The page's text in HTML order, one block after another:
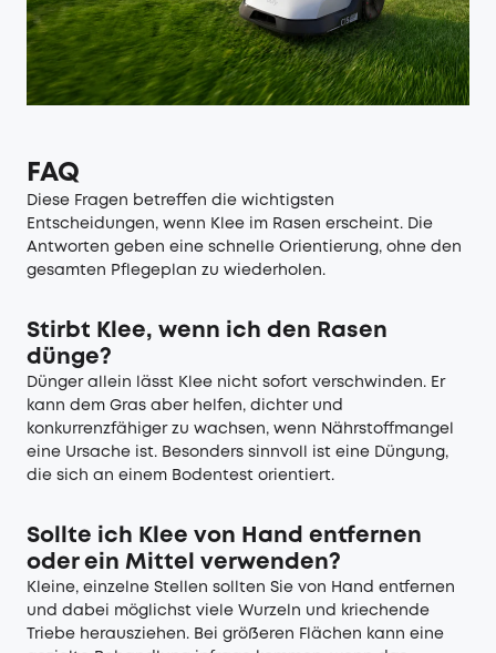
FAQ
Diese Fragen betreffen die wichtigsten
Entscheidungen, wenn Klee im Rasen erscheint. Die
Antworten geben eine schnelle Orientierung, ohne den
gesamten Pflegeplan zu wiederholen.
Stirbt Klee, wenn ich den Rasen
dünge?
Dünger allein lässt Klee nicht sofort verschwinden. Er
kann dem Gras aber helfen, dichter und
konkurrenzfähiger zu wachsen, wenn Nährstoffmangel
eine Ursache ist. Besonders sinnvoll ist eine Düngung,
die sich an einem Bodentest orientiert.
Sollte ich Klee von Hand entfernen
oder ein Mittel verwenden?
Kleine, einzelne Stellen sollten Sie von Hand entfernen
und dabei möglichst viele Wurzeln und kriechende
Triebe herausziehen. Bei größeren Flächen kann eine